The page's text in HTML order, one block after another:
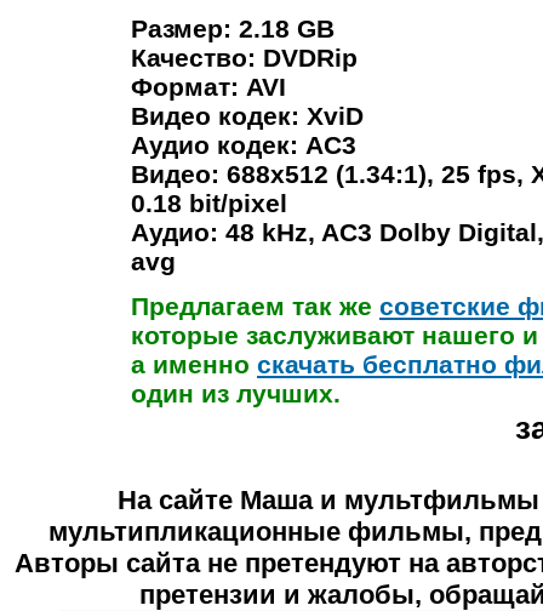
Размер: 2.18 GB
Качество: DVDRip
Формат: AVI
Видео кодек: XviD
Аудио кодек: AC3
Видео: 688x512 (1.34:1), 25 fps,
0.18 bit/pixel
Аудио: 48 kHz, AC3 Dolby
avg
Предлагаем так же советские
которые заслуживают нашего
а именно скачать бесплатно
один из лучших.
На сайте Маша и мультфильмы
мультипликационные фильмы,
Авторы сайта не претендуют на
претензии и жалобы,